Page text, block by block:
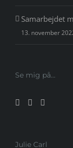
Samarbejdet
13. november
Se mig på…
Julie Carl